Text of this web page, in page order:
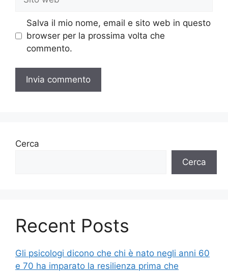
web
Salva il mio nome, email e sito web in questo
browser per la prossima volta che
commento.
Cerca
Cerca
Recent Posts
Gli psicologi dicono che chi è nato negli anni 60
e 70 ha imparato la resilienza prima che